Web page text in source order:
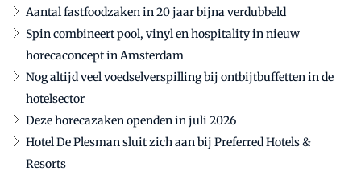
Aantal fastfoodzaken in 20 jaar bijna verdubbeld
Spin combineert pool, vinyl en hospitality in nieuw
horecaconcept in Amsterdam
Nog altijd veel voedselverspilling bij ontbijtbuffetten in de
hotelsector
Deze horecazaken openden in juli 2026
Hotel De Plesman sluit zich aan bij Preferred Hotels &
Resorts